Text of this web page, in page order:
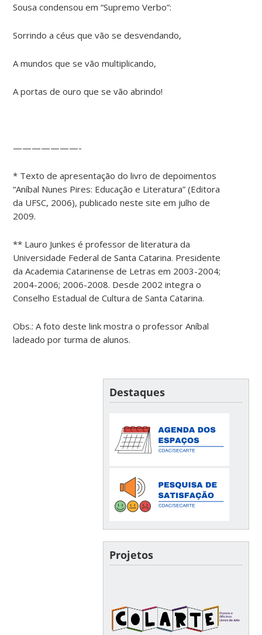
Sousa condensou em “Supremo Verbo”:
Sorrindo a céus que vão se desvendando,
A mundos que se vão multiplicando,
A portas de ouro que se vão abrindo!
———————-
* Texto de apresentação do livro de depoimentos
“Aníbal Nunes Pires: Educação e Literatura” (Editora
da UFSC, 2006), publicado neste site em julho de
2009.
** Lauro Junkes é professor de literatura da
Universidade Federal de Santa Catarina. Presidente
da Academia Catarinense de Letras em 2003-2004;
2004-2006; 2006-2008. Desde 2002 integra o
Conselho Estadual de Cultura de Santa Catarina.
Obs.: A foto deste link mostra o professor Aníbal
ladeado por turma de alunos.
Destaques
Projetos